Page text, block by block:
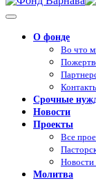
О фонде
Во что
Срочные
Новости
Проекты
Все
Новости
Молитва